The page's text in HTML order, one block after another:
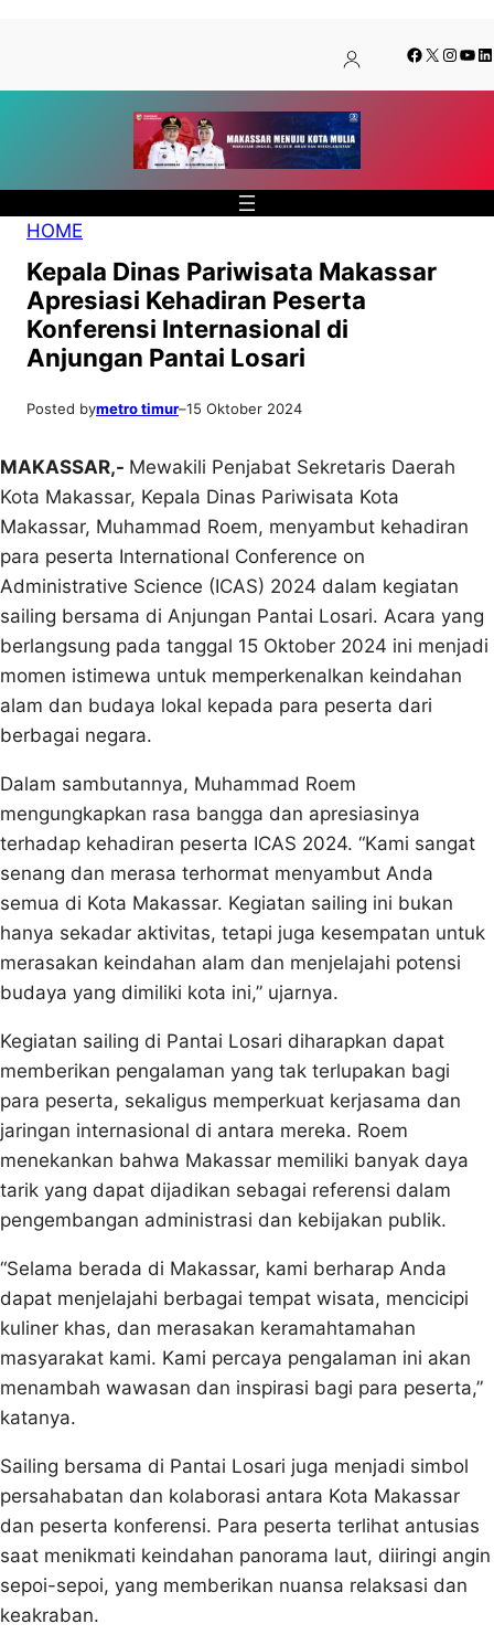
konten
content
Facebook
X
HOME
Kepala Dinas Pariwisata Makassar
Apresiasi Kehadiran Peserta
Konferensi Internasional di
Anjungan Pantai Losari
Posted bymetro timur–15 Oktober 2024
MAKASSAR,- Mewakili Penjabat Sekretaris Daerah
Kota Makassar, Kepala Dinas Pariwisata Kota
Makassar, Muhammad Roem, menyambut kehadiran
para peserta International Conference on
Administrative Science (ICAS) 2024 dalam kegiatan
sailing bersama di Anjungan Pantai Losari. Acara yang
berlangsung pada tanggal 15 Oktober 2024 ini menjadi
momen istimewa untuk memperkenalkan keindahan
alam dan budaya lokal kepada para peserta dari
berbagai negara.
Dalam sambutannya, Muhammad Roem
mengungkapkan rasa bangga dan apresiasinya
terhadap kehadiran peserta ICAS 2024. “Kami sangat
senang dan merasa terhormat menyambut Anda
semua di Kota Makassar. Kegiatan sailing ini bukan
hanya sekadar aktivitas, tetapi juga kesempatan untuk
merasakan keindahan alam dan menjelajahi potensi
budaya yang dimiliki kota ini,” ujarnya.
Kegiatan sailing di Pantai Losari diharapkan dapat
memberikan pengalaman yang tak terlupakan bagi
para peserta, sekaligus memperkuat kerjasama dan
jaringan internasional di antara mereka. Roem
menekankan bahwa Makassar memiliki banyak daya
tarik yang dapat dijadikan sebagai referensi dalam
pengembangan administrasi dan kebijakan publik.
“Selama berada di Makassar, kami berharap Anda
dapat menjelajahi berbagai tempat wisata, mencicipi
kuliner khas, dan merasakan keramahtamahan
masyarakat kami. Kami percaya pengalaman ini akan
menambah wawasan dan inspirasi bagi para peserta,”
katanya.
Sailing bersama di Pantai Losari juga menjadi simbol
persahabatan dan kolaborasi antara Kota Makassar
dan peserta konferensi. Para peserta terlihat antusias
saat menikmati keindahan panorama laut, diiringi angin
sepoi-sepoi, yang memberikan nuansa relaksasi dan
keakraban.